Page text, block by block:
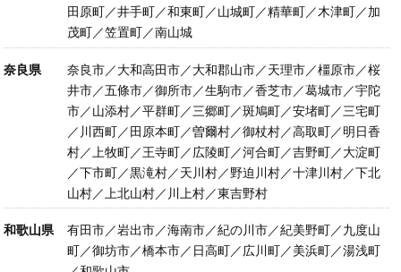
田原町／井手町／和東町／山城町／精華町／木津町／加
茂町／笠置町／南山城
奈良県
奈良市／大和高田市／大和郡山市／天理市／橿原市／桜
井市／五條市／御所市／生駒市／香芝市／葛城市／宇陀
市／山添村／平群町／三郷町／斑鳩町／安堵町／三宅町
／川西町／田原本町／曽爾村／御杖村／高取町／明日香
村／上牧町／王寺町／広陵町／河合町／吉野町／大淀町
／下市町／黒滝村／天川村／野迫川村／十津川村／下北
山村／上北山村／川上村／東吉野村
和歌山県
有田市／岩出市／海南市／紀の川市／紀美野町／九度山
町／御坊市／橋本市／日高町／広川町／美浜町／湯浅町